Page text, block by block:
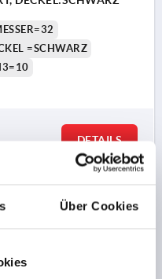
Über Cookies
=SCHWARZ
DETAILS